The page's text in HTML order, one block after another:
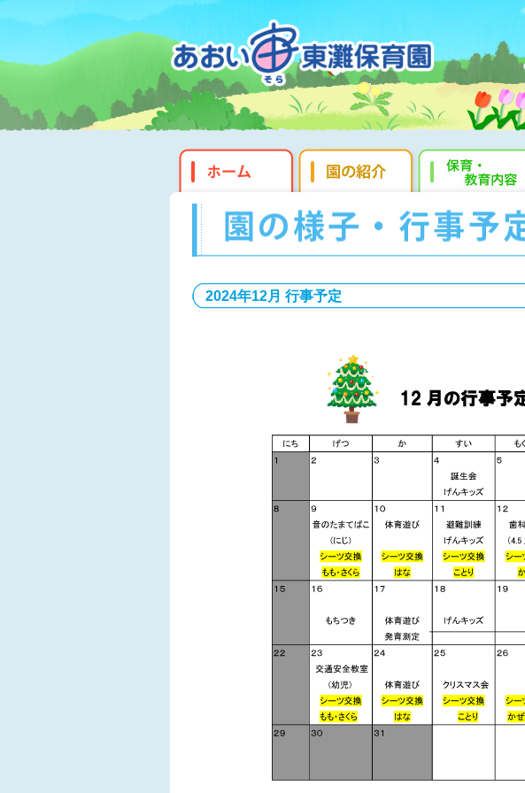
2024年12月 行事予定